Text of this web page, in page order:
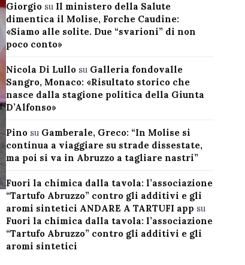
Giorgiosu Il ministero della Salute
dimentica il Molise, Forche Caudine:
«Siamo alle solite. Due “svarioni” di non
poco conto»
Nicola Di Lullosu Galleria fondovalle
Sangro, Monaco: «Risultato storico che
nasce dalla stagione politica della Giunta
D’Alfonso»
Pinosu Gamberale, Greco: “In Molise si
continua a viaggiare su strade dissestate,
ma poi si va in Abruzzo a tagliare nastri”
Fuori la chimica dalla tavola: l’associazione
“Tartufo Abruzzo” contro gli additivi e gli
aromi sintetici ANDARE A TARTUFI app su
Fuori la chimica dalla tavola: l’associazione
“Tartufo Abruzzo” contro gli additivi e gli
aromi sintetici